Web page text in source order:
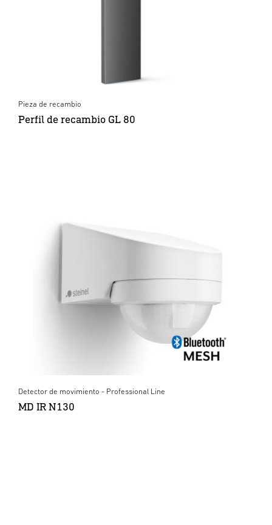
Pieza de recambio
Perfil de recambio GL 80
Detector de movimiento - Professional Line
MD IR N130